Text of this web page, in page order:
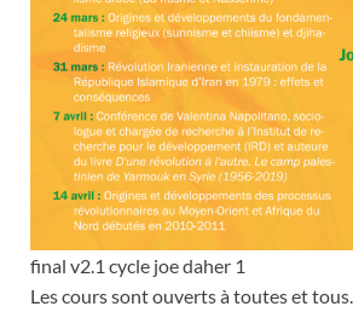
final v2.1 cycle joe daher 1
Les cours sont ouverts à toutes et